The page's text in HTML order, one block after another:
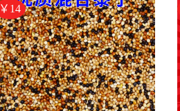
￥14